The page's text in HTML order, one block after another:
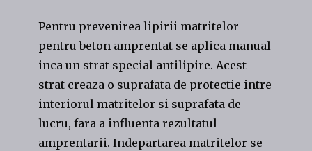
Pentru prevenirea lipirii matritelor
pentru beton amprentat se aplica manual
inca un strat special antilipire. Acest
strat creaza o suprafata de protectie intre
interiorul matritelor si suprafata de
lucru, fara a influenta rezultatul
amprentarii. Indepartarea matritelor se